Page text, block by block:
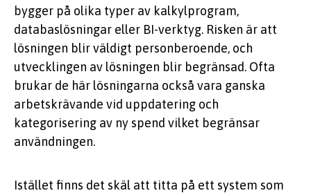
bygger på olika typer av kalkylprogram,
databaslösningar eller BI-verktyg. Risken är att
lösningen blir väldigt personberoende, och
utvecklingen av lösningen blir begränsad. Ofta
brukar de här lösningarna också vara ganska
arbetskrävande vid uppdatering och
kategorisering av ny spend vilket begränsar
användningen.
Istället finns det skäl att titta på ett system som